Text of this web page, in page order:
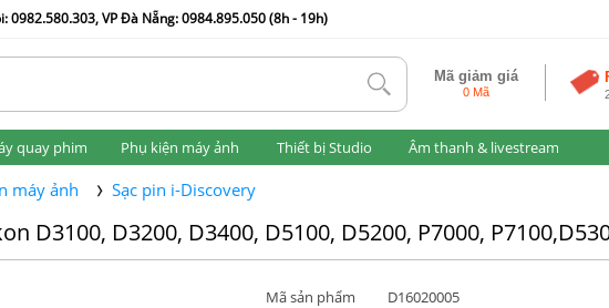
0982.580.303, VP Đà Nẵng: 0984.895.050 (8h - 19h)
tlk Mã giảm giá
0 Mã
quay phim Phụ kiện máy ảnh Thiết bị Studio Âm thanh & livestream
máy ảnh Sạc pin i-Discovery
D3100, D3200, D3400, D5100, D5200, P7000,
Mã sản phẩm D16020005